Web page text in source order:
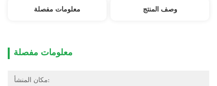
معلومات مفصلة وصف المنتج
معلومات مفصلة
مكان المنشأ: